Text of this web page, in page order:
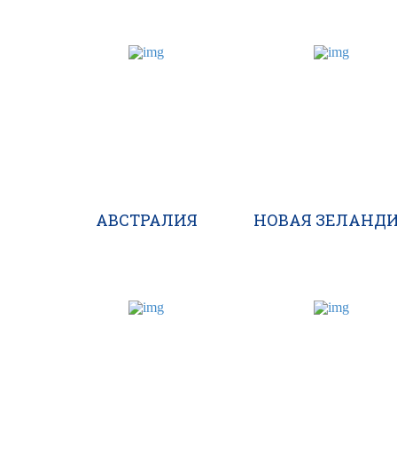
АВСТРАЛИЯ НОВАЯ